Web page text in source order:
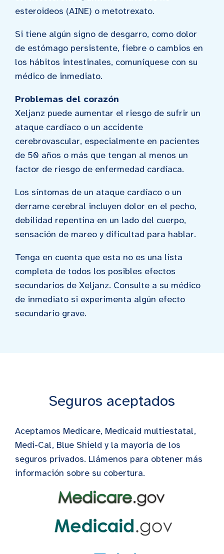
esteroideos (AINE) o metotrexato.
Si tiene algún signo de desgarro, como dolor
de estómago persistente, fiebre o cambios en
los hábitos intestinales, comuníquese con su
médico de inmediato.
Problemas del corazón
Xeljanz puede aumentar el riesgo de sufrir un
ataque cardíaco o un accidente
cerebrovascular, especialmente en pacientes
de 50 años o más que tengan al menos un
factor de riesgo de enfermedad cardíaca.
Los síntomas de un ataque cardíaco o un
derrame cerebral incluyen dolor en el pecho,
debilidad repentina en un lado del cuerpo,
sensación de mareo y dificultad para hablar.
Tenga en cuenta que esta no es una lista
completa de todos los posibles efectos
secundarios de Xeljanz. Consulte a su médico
de inmediato si experimenta algún efecto
secundario grave.
Seguros aceptados
Aceptamos Medicare, Medicaid multiestatal,
Medi-Cal, Blue Shield y la mayoría de los
seguros privados. Llámenos para obtener más
información sobre su cobertura.